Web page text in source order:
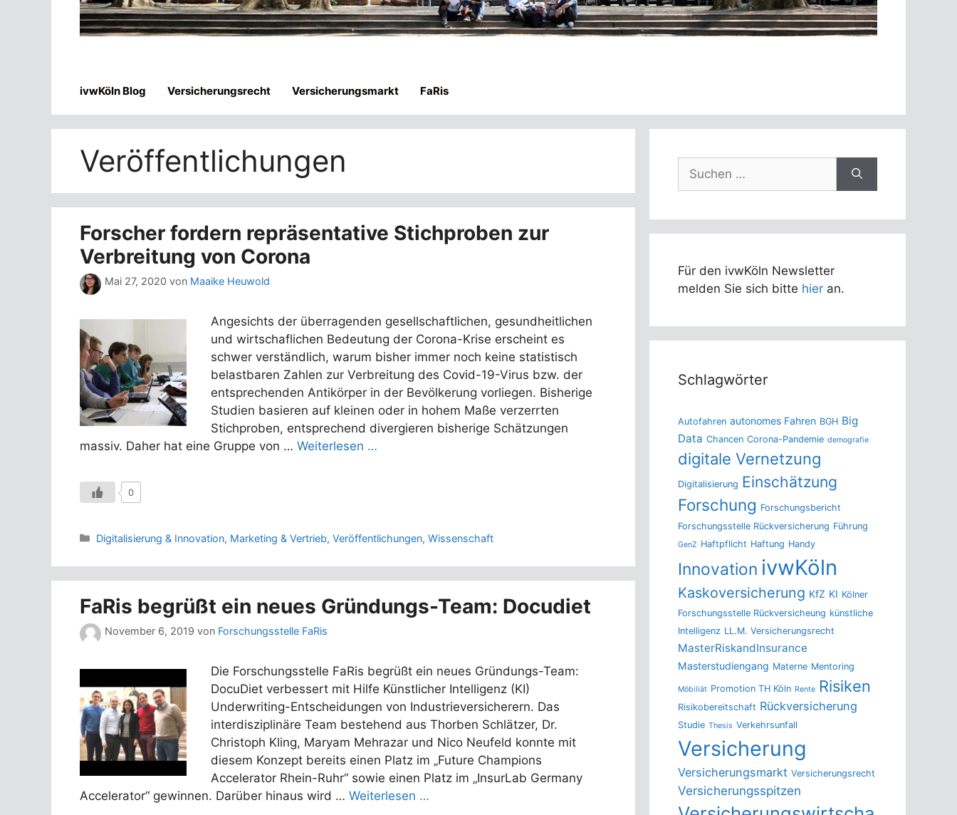
ivwKöln Blog Versicherungsrecht Versicherungsmarkt FaRis
Veröffentlichungen
Forscher fordern repräsentative Stichproben zur
Verbreitung von Corona
Mai 27, 2020 von Maaike Heuwold
Angesichts der überragenden gesellschaftlichen, gesundheitlichen
und wirtschaflichen Bedeutung der Corona-Krise erscheint es
schwer verständlich, warum bisher immer noch keine statistisch
belastbaren Zahlen zur Verbreitung des Covid-19-Virus bzw. der
entsprechenden Antikörper in der Bevölkerung vorliegen. Bisherige
Studien basieren auf kleinen oder in hohem Maße verzerrten
Stichproben, entsprechend divergieren bisherige Schätzungen
massiv. Daher hat eine Gruppe von … Weiterlesen …
0
Kategorien
Digitalisierung & Innovation, Marketing & Vertrieb,Veröffentlichungen,Wissenschaft
FaRis begrüßt ein neues Gründungs-Team: Docudiet
November 6, 2019 von Forschungsstelle FaRis
Die Forschungsstelle FaRis begrüßt ein neues Gründungs-Team:
DocuDiet verbessert mit Hilfe Künstlicher Intelligenz (KI)
Underwriting-Entscheidungen von Industrieversicherern. Das
interdisziplinäre Team bestehend aus Thorben Schlätzer, Dr.
Christoph Kling, Maryam Mehrazar und Nico Neufeld konnte mit
diesem Konzept bereits einen Platz im „Future Champions
Accelerator Rhein-Ruhr“ sowie einen Platz im „InsurLab Germany
Accelerator“ gewinnen. Darüber hinaus wird … Weiterlesen …
nach:
Für den ivwKöln Newsletter
melden Sie sich bitte hier an.
Schlagwörter
Autofahren autonomes Fahren BGH Big
Data Chancen Corona-Pandemie demografie
digitale Vernetzung
Digitalisierung Einschätzung
Forschung Forschungsbericht
Forschungsstelle Rückversicherung Führung
GenZ Haftpflicht Haftung Handy
Innovation ivwKöln
Kaskoversicherung KfZ KI Kölner
Forschungsstelle Rückversicheung künstliche
Intelligenz LL.M. Versicherungsrecht
MasterRiskandInsurance
Masterstudiengang Materne Mentoring
Möbiliät Promotion TH Köln Rente Risiken
Risikobereitschaft Rückversicherung
Studie Thesis Verkehrsunfall
Versicherung
Versicherungsmarkt Versicherungsrecht
Versicherungsspitzen